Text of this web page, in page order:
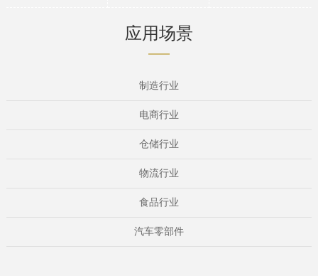
应用场景
制造行业
电商行业
仓储行业
物流行业
食品行业
汽车零部件